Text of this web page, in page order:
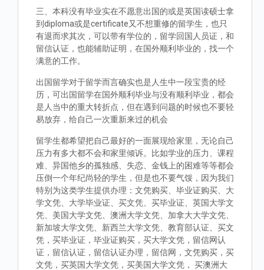
三、本科没有毕业实在不愿意出国的或是英国读硕士拿
到diploma或是certificate又不想重修的留学生，也只
有退而求其次，可以带有学位的，留学回国人员证，和
留信认证，也能辅助证明，在国外顺利毕业的，找一个
满意的工作。
出国留学对于留学而言确实也是人生中一段宝贵的经
历，可出国留学在国外顺利毕业与没有顺利毕业，都会
是人当中的重大转折点，但在遇到问题的时候也不要轻
易放弃，给自己一次重新来过的机会
留学生都希望把自己最好的一面展现给家里，无论自己
压力有多大都不会和家里倾诉。比如学业的压力、课程
难、异国他乡的孤独感、失恋、金钱上的困难等等都会
压倒一个年纪尚轻的学生，但是也不要气馁，因为我们
特别为这类学生提供办理：文凭购买、毕业证购买、大
学文凭、大学毕业证、买文凭、买毕业证、英国大学文
凭、美国大学文凭、澳洲大学文凭、加拿大大学文凭、
新加坡大学文凭、新西兰大学文凭、教育部认证、买文
凭，买毕业证，毕业证购买，买大学文凭，留信网认
证，留信认证，留信认证办理，留信网，文凭购买，买
文凭，买英国大学文凭，买美国大学文凭， 买澳洲大